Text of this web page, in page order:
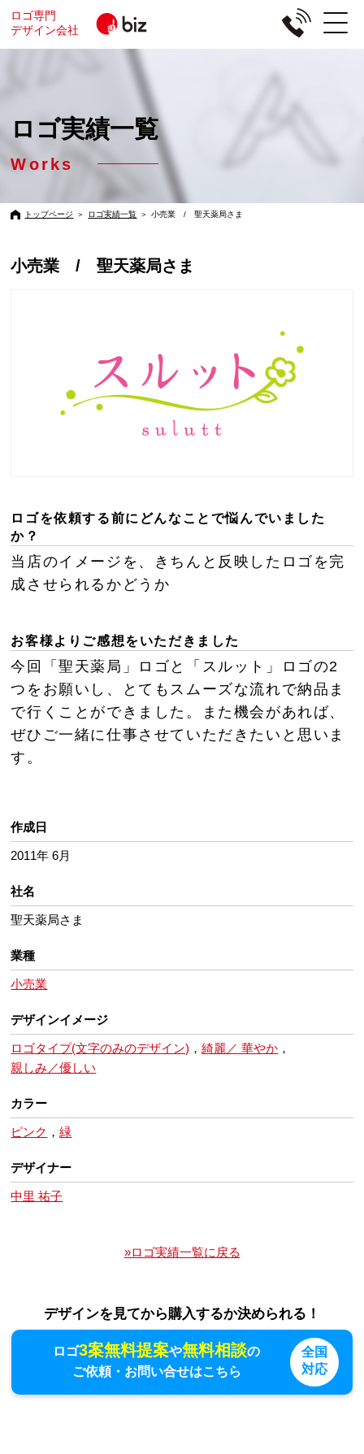
ロゴ専門
デザイン会社
ロゴ実績一覧
Works
トップページ ＞ ロゴ実績一覧 ＞ 小売業 / 聖天薬局さま
小売業 / 聖天薬局さま
ロゴを依頼する前にどんなことで悩んでいました
か？
当店のイメージを、きちんと反映したロゴを完
成させられるかどうか
お客様よりご感想をいただきました
今回「聖天薬局」ロゴと「スルット」ロゴの2
つをお願いし、とてもスムーズな流れで納品ま
で行くことができました。また機会があれば、
ぜひご一緒に仕事させていただきたいと思いま
す。
作成日
2011年 6月
社名
聖天薬局さま
業種
小売業
デザインイメージ
ロゴタイプ(文字のみのデザイン) ，綺麗／ 華やか ，
親しみ／優しい
カラー
ピンク ，緑
デザイナー
中里 祐子
»ロゴ実績一覧に戻る
デザインを見てから購入するか決められる！
ロゴ3案無料提案や無料相談の
ご依頼・お問い合せはこちら
全国
対応